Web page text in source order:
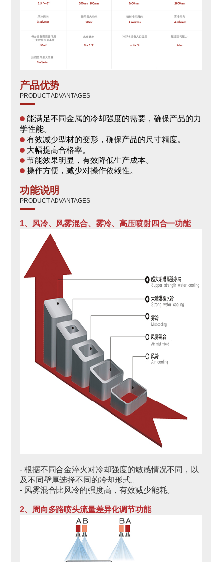
产品优势
PRODUCT ADVANTAGES
能满足不同金属的冷却强度的需要，确保产品的力
学性能。
有效减少型材的变形，确保产品的尺寸精度。
大幅提高合格率。
节能效果明显，有效降低生产成本。
操作方便，减少对操作依赖性。
功能说明
PRODUCT ADVANTAGES
1、风冷、风雾混合、雾冷、高压喷射四合一功能
- 根据不同合金淬火对冷却强度的敏感情况不同，以
及不同壁厚选择不同的冷却形式。
- 风雾混合比风冷的强度高，有效减少能耗。
2、周向多路喷头流量差异化调节功能